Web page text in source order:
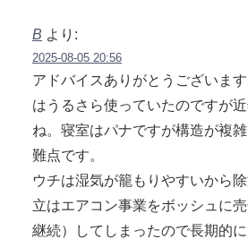
B より:
2025-08-05 20:56
アドバイスありがとうございま
はうるさら使っていたのですが
ね。寝室はパナですが構造が複
難点です。
ウチは湿気が籠もりやすいから
立はエアコン事業をボッシュに
継続）してしまったので長期的